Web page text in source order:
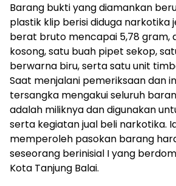
Barang bukti yang diamankan
plastik klip berisi diduga narkotika
berat bruto mencapai 5,78 gram,
kosong, satu buah pipet sekop,
berwarna biru, serta satu unit
Saat menjalani pemeriksaan dan
tersangka mengakui seluruh
adalah miliknya dan digunakan
serta kegiatan jual beli narkotika.
memperoleh pasokan barang
seseorang berinisial I yang
Kota Tanjung Balai.